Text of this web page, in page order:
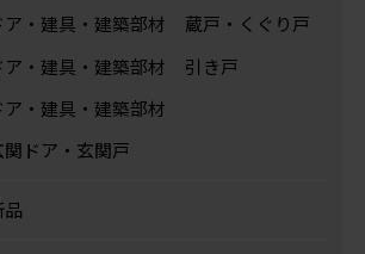
ア・建具・建築部材
蔵戸・くぐり戸
ア・建具・建築部材
引き戸
ア・建具・建築部材
関ドア・玄関戸
品